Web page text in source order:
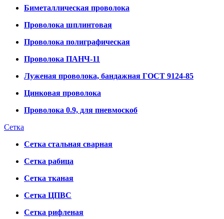
Биметаллическая проволока
Проволока шплинтовая
Проволока полиграфическая
Проволока ПАНЧ-11
Луженая проволока, бандажная ГОСТ 9124-85
Цинковая проволока
Проволока 0.9, для пневмоскоб
Сетка
Сетка стальная сварная
Сетка рабица
Сетка тканая
Сетка ЦПВС
Сетка рифленая